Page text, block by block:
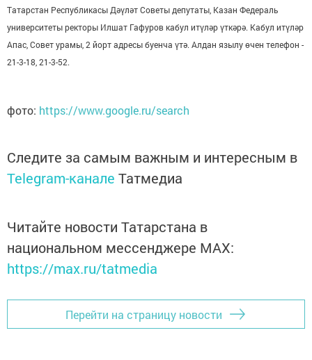
Татарстан Республикасы Дәүләт Советы депутаты, Казан Федераль
университеты ректоры Илшат Гафуров кабул итүләр үткәрә. Кабул итүләр
Апас, Совет урамы, 2 йорт адресы буенча үтә. Алдан язылу өчен телефон -
21-3-18, 21-3-52.
фото: https://www.google.ru/search
Следите за самым важным и интересным в
Telegram-канале Татмедиа
Читайте новости Татарстана в
национальном мессенджере MАХ:
https://max.ru/tatmedia
Перейти на страницу новости